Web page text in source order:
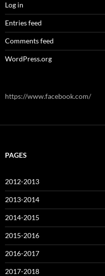
Log in
Entries feed
Comments feed
WordPress.org
https://www.facebook.com/
PAGES
2012-2013
2013-2014
2014-2015
2015-2016
2016-2017
2017-2018